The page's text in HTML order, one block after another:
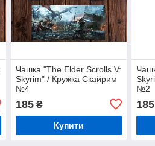
Чашка "The Elder Scrolls V:
Skyrim" / Кружка Скайрим
№4
185₴
Купити
№2
185